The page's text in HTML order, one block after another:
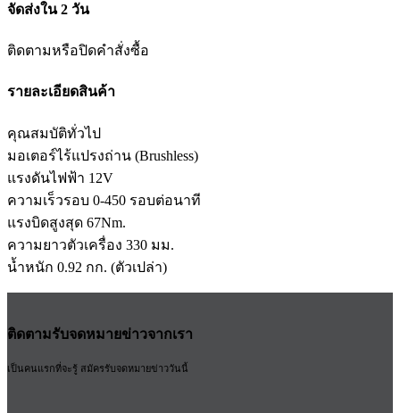
จัดส่งใน 2 วัน
ติดตามหรือปิดคำสั่งซื้อ
รายละเอียดสินค้า
คุณสมบัติทั่วไป
มอเตอร์ไร้แปรงถ่าน (Brushless)
แรงดันไฟฟ้า 12V
ความเร็วรอบ 0-450 รอบต่อนาที
แรงบิดสูงสุด 67Nm.
ความยาวตัวเครื่อง 330 มม.
น้ำหนัก 0.92 กก. (ตัวเปล่า)
ติดตามรับจดหมายข่าวจากเรา
เป็นคนแรกที่จะรู้ สมัครรับจดหมายข่าววันนี้